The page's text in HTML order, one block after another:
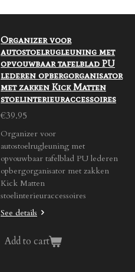
Organizer voor
autostoelrugleuning met
opvouwbaar tafelblad PU
lederen opbergorganisator
met zakken Kick Matten
stoelinterieuraccessoires
€39.95
Organizer voor
autostoelrugleuning met
opvouwbaar tafelblad PU lederen
opbergorganisator met zakken
Kick Matten
stoelinterieuraccessoires
See details
Add to cart